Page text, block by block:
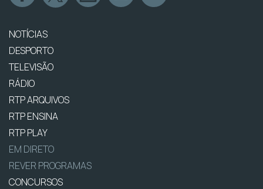
NOTÍCIAS
DESPORTO
TELEVISÃO
RÁDIO
RTP ARQUIVOS
RTP ENSINA
RTP PLAY
EM DIRETO
REVER PROGRAMAS
CONCURSOS